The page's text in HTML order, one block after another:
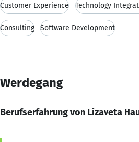
Customer Experience Technology
Consulting Software Development
Werdegang
Berufserfahrung von Lizaveta